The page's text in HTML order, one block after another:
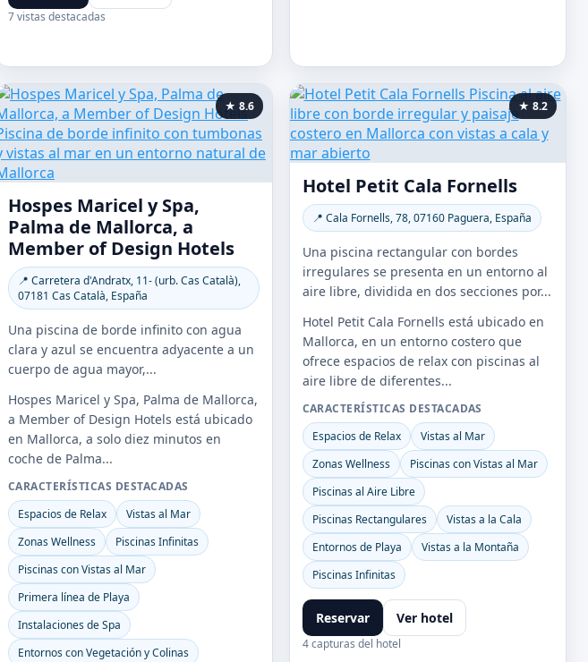
7 vistas destacadas
★ 8.6
Hospes Maricel y Spa,
Palma de Mallorca, a
Member of Design Hotels
📍 Carretera d'Andratx, 11- (urb. Cas Català),
07181 Cas Català, España
Una piscina de borde infinito con agua
clara y azul se encuentra adyacente a un
cuerpo de agua mayor,...
Hospes Maricel y Spa, Palma de Mallorca,
a Member of Design Hotels está ubicado
en Mallorca, a solo diez minutos en
coche de Palma...
CARACTERÍSTICAS DESTACADAS
Espacios de Relax
Vistas al Mar
Zonas Wellness
Piscinas Infinitas
Piscinas con Vistas al Mar
Primera línea de Playa
Instalaciones de Spa
Entornos con Vegetación y Colinas
★ 8.2
Hotel Petit Cala Fornells
📍 Cala Fornells, 78, 07160 Paguera, España
Una piscina rectangular con bordes
irregulares se presenta en un entorno al
aire libre, dividida en dos secciones por...
Hotel Petit Cala Fornells está ubicado en
Mallorca, en un entorno costero que
ofrece espacios de relax con piscinas al
aire libre de diferentes...
CARACTERÍSTICAS DESTACADAS
Espacios de Relax
Vistas al Mar
Zonas Wellness
Piscinas con Vistas al Mar
Piscinas al Aire Libre
Piscinas Rectangulares
Vistas a la Cala
Entornos de Playa
Vistas a la Montaña
Piscinas Infinitas
Reservar Ver hotel
4 capturas del hotel